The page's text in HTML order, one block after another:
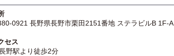
0921 長野県長野市栗田2151番地 ステラビルB 1F-A
セス
野駅より徒歩2分